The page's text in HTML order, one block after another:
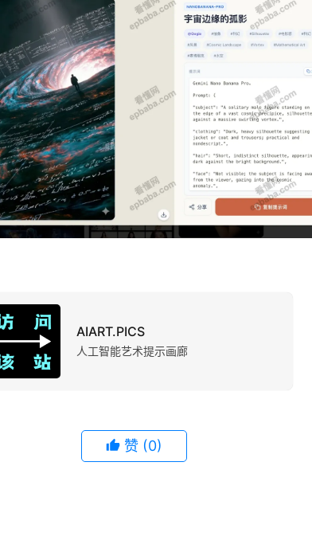
AIART.PICS
人工智能艺术提示画廊
赞 (0)